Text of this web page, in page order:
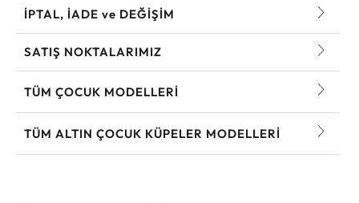
İPTAL, İADE ve DEĞİŞİM
SATIŞ NOKTALARIMIZ
TÜM ÇOCUK MODELLERI
TÜM ALTIN ÇOCUK KÜPELER MODELLERI